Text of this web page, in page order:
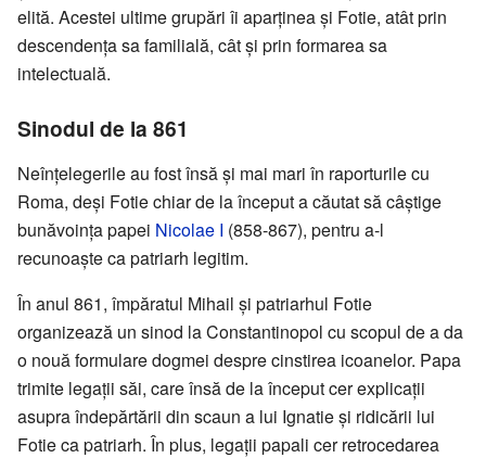
elită. Acestei ultime grupări îi aparținea și Fotie, atât prin
descendența sa familială, cât și prin formarea sa
intelectuală.
Sinodul de la 861
Neînțelegerile au fost însă și mai mari în raporturile cu
Roma, deși Fotie chiar de la început a căutat să câștige
bunăvoința papei Nicolae I (858-867), pentru a-l
recunoaște ca patriarh legitim.
În anul 861, împăratul Mihail și patriarhul Fotie
organizează un sinod la Constantinopol cu scopul de a da
o nouă formulare dogmei despre cinstirea icoanelor. Papa
trimite legații săi, care însă de la început cer explicații
asupra îndepărtării din scaun a lui Ignatie și ridicării lui
Fotie ca patriarh. În plus, legații papali cer retrocedarea